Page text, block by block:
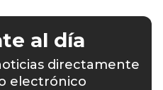
al día
directamente
electrónico